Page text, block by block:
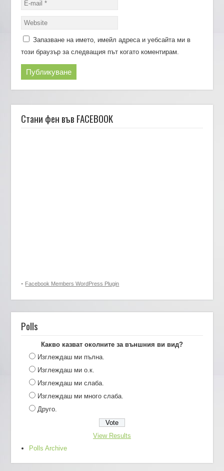
Запазване на името, имейл адреса и уебсайта ми в
този браузър за следващия път когато коментирам.
Стани фен във FACEBOOK
- Facebook Members WordPress Plugin
Polls
Какво казват околните за външния ви вид?
Изглеждаш ми пълна.
Изглеждаш ми о.к.
Изглеждаш ми слаба.
Изглеждаш ми много слаба.
Друго.
View Results
Polls Archive